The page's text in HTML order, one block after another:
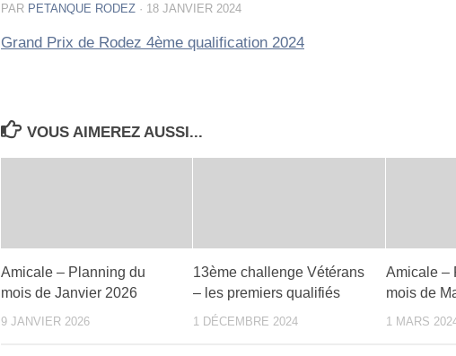
PAR PETANQUE RODEZ · 18 JANVIER 2024
Grand Prix de Rodez 4ème qualification 2024
VOUS AIMEREZ AUSSI...
Amicale – Planning du
mois de Janvier 2026
9 JANVIER 2026
13ème challenge Vétérans
– les premiers qualifiés
1 DÉCEMBRE 2024
Amicale –
mois de
1 MARS